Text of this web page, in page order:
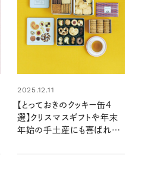
2025.12.11
【とっておきのクッキー缶4
選】クリスマスギフトや年末
年始の手土産にも喜ばれる！